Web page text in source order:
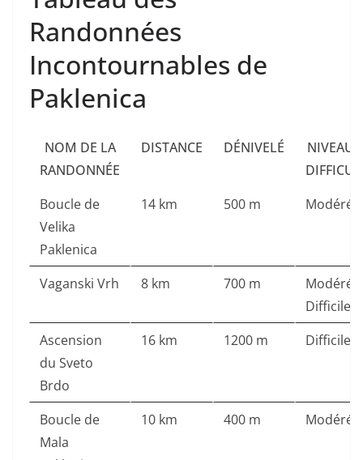
Randonnées
Incontournables de
Paklenica
NOM DE LA
RANDONNÉE
DISTANCE DÉNIVELÉ
NIVEAU
Boucle de
Velika
Paklenica
14 km 500 m Modéré
Vaganski Vrh 8 km 700 m
Modéré à
Difficile
Ascension
du Sveto
Brdo
16 km 1200 m Difficile
Boucle de
Mala
10 km 400 m Modéré